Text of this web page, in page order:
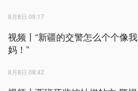
8月8日 09:17
视频丨“新疆的交警怎么个个像我
妈！”
8月8日 08:42